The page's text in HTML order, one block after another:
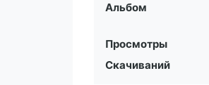
Альбом
Просмотры
Скачиваний